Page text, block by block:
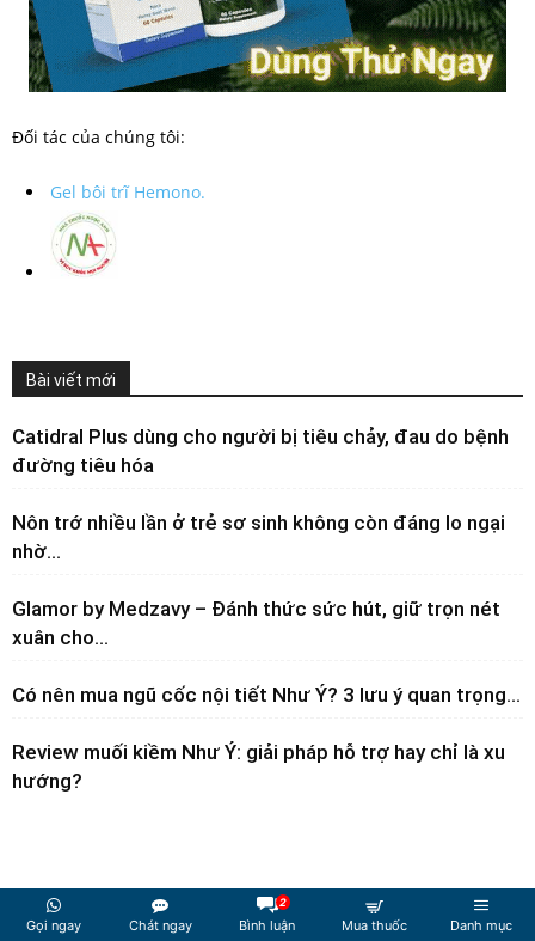
Đối tác của chúng tôi:
Gel bôi trĩ Hemono.
Bài viết mới
Catidral Plus dùng cho người bị tiêu chảy, đau do bệnh
đường tiêu hóa
Nôn trớ nhiều lần ở trẻ sơ sinh không còn đáng lo ngại
nhờ...
Glamor by Medzavy – Đánh thức sức hút, giữ trọn nét
xuân cho...
Có nên mua ngũ cốc nội tiết Như Ý? 3 lưu ý quan trọng...
Review muối kiềm Như Ý: giải pháp hỗ trợ hay chỉ là xu
hướng?
Gọi ngay Chát ngay
2
Bình luận Mua thuốc Danh mục